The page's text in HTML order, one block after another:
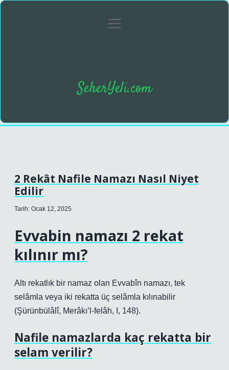
Gizlilik Politikası
menüyü
SeherYeli.com
2 Rekât Nafile Namazı Nasıl Niyet
Edilir
Tarih: Ocak 12, 2025
Evvabin namazı 2 rekat
kılınır mı?
Altı rekatlık bir namaz olan Evvabîn namazı, tek
selâmla veya iki rekatta üç selâmla kılınabilir
(Şürünbülâlî, Merâkı’l-felâh, I, 148).
Nafile namazlarda kaç rekatta bir
selam verilir?